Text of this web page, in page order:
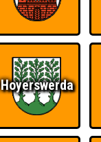
Hoyerswerda